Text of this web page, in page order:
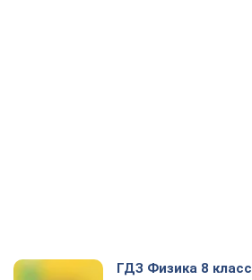
ГДЗ Физика 8 класс